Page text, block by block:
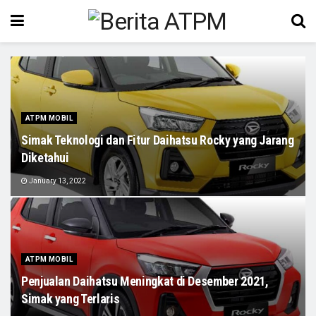
ATPM MOBIL
Simak Teknologi dan Fitur Daihatsu Rocky yang Jarang
Diketahui
January 13, 2022
ATPM MOBIL
Penjualan Daihatsu Meningkat di Desember 2021,
Simak yang Terlaris